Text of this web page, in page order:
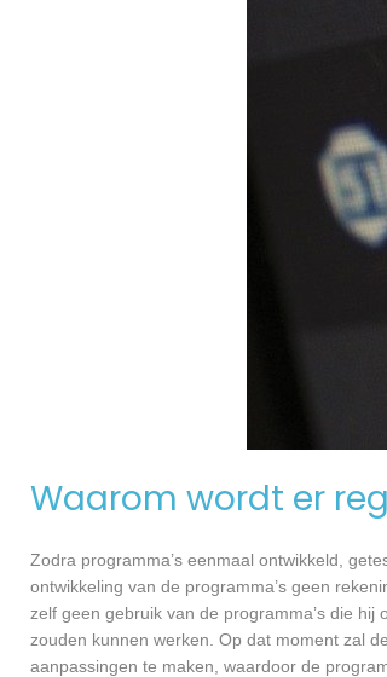
Waarom wordt er
Zodra programma’s eenmaal ontwikkeld,
ontwikkeling van de programma’s geen
zelf geen gebruik van de programma’s die
zouden kunnen werken. Op dat moment zal
aanpassingen te maken, waardoor de